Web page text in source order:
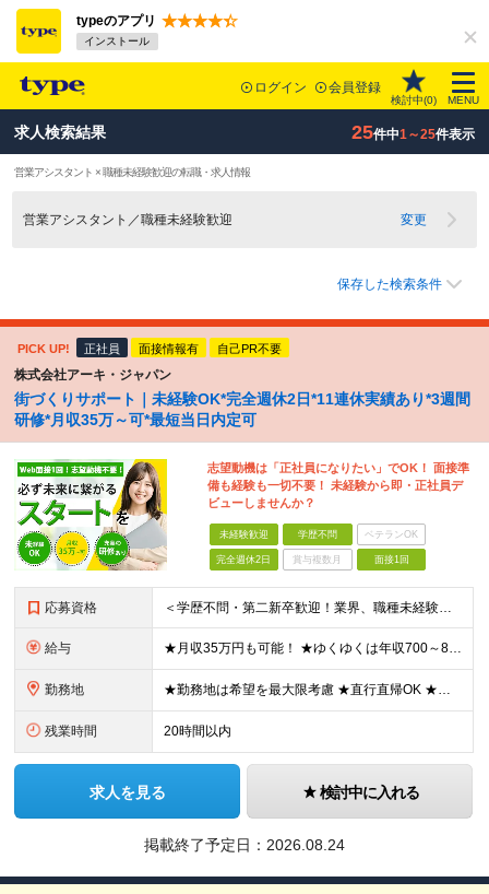
typeのアプリ
インストール
ログイン 会員登録
検討中(0) MENU
求人検索結果 25件中1～25件表示
営業アシスタント × 職種未経験歓迎の転職・求人情報
営業アシスタント／職種未経験歓迎 変更
保存した検索条件
PICK UP! 正社員 面接情報有 自己PR不要
株式会社アーキ・ジャパン
街づくりサポート｜未経験OK*完全週休2日*11連休実績あり*3週間
研修*月収35万～可*最短当日内定可
志望動機は「正社員になりたい」でOK！ 面接準
備も経験も一切不要！ 未経験から即・正社員デ
ビューしませんか？
未経験歓迎 学歴不問 ベテランOK
完全週休2日 賞与複数月 面接1回
応募資格 ＜学歴不問・第二新卒歓迎！業界、職種未経験歓迎！20代～30代活躍中＞ ★35歳以下の方（若年層の長期キャリア形成を図るため） ★フリーター・正社員未経験・社会人未経験OK ★転職回数が多い方もぜひ
給与 ★月収35万円も可能！ ★ゆくゆくは年収700～800万円も！ ★手当が多数あり ・残業手当（100％）★1分単位で支給 ・資格手当（最大月6万円） ・結婚/出産祝金（最大3万円） 【首都圏・北関東
勤務地 ★勤務地は希望を最大限考慮 ★直行直帰OK ★車通勤のエリアもあり ★研修は、下記いずれかの研修センターで行います ・東京校（東京本社とアクセスは同様） ・大阪校（大阪府大阪市中央区道修町 2-1-1
残業時間 20時間以内
求人を見る 検討中に入れる
掲載終了予定日： 2026.08.24